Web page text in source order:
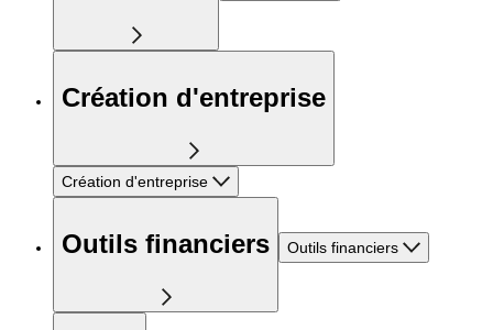
Création d'entreprise
Création d'entreprise
Outils financiers Outils financiers